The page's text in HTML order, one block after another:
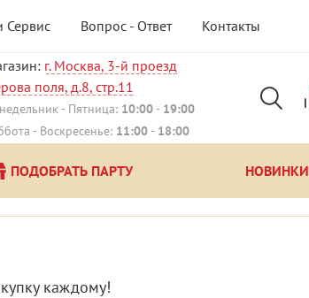
Сервис Вопрос - Ответ Контакты
г. Москва, 3-й проезд
поля, д.8, стр.11
- Пятница: 10:00- 19:00
- Воскресенье: 11:00- 18:00
ПОДОБРАТЬ ПАРТУ НОВИНКИ
каждому!